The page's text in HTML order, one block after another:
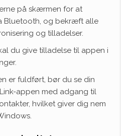
på skærmen for at
Bluetooth, og bekræft alle
og tilladelser.
du give tilladelse til appen i
er fuldført, bør du se din
appen med adgang til
hvilket giver dig nem